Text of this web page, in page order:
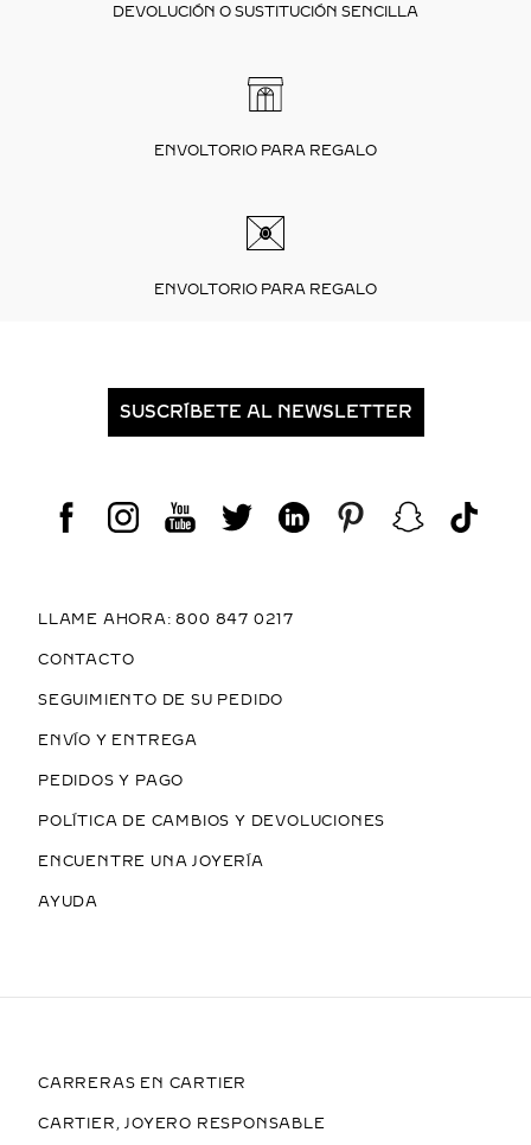
DEVOLUCIÓN O SUSTITUCIÓN SENCILLA
ENVOLTORIO PARA REGALO
ENVOLTORIO PARA REGALO
SUSCRÍBETE AL NEWSLETTER
LLAME AHORA: 800 847 0217
CONTACTO
SEGUIMIENTO DE SU PEDIDO
ENVÍO Y ENTREGA
PEDIDOS Y PAGO
POLÍTICA DE CAMBIOS Y DEVOLUCIONES
ENCUENTRE UNA JOYERÍA
AYUDA
CARRERAS EN CARTIER
CARTIER, JOYERO RESPONSABLE